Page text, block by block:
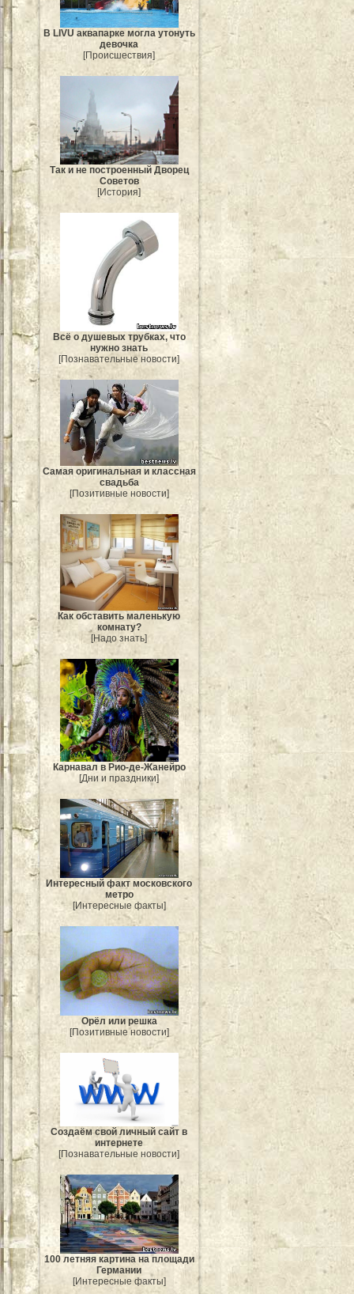
В LIVU аквапарке могла утонуть
девочка
[Происшествия]
Так и не построенный Дворец
Советов
[История]
Всё о душевых трубках, что
нужно знать
[Познавательные новости]
Самая оригинальная и классная
свадьба
[Позитивные новости]
Как обставить маленькую
комнату?
[Надо знать]
Карнавал в Рио-де-Жанейро
[Дни и праздники]
Интересный факт московского
метро
[Интересные факты]
Орёл или решка
[Позитивные новости]
Создаём свой личный сайт в
интернете
[Познавательные новости]
100 летняя картина на площади
Германии
[Интересные факты]